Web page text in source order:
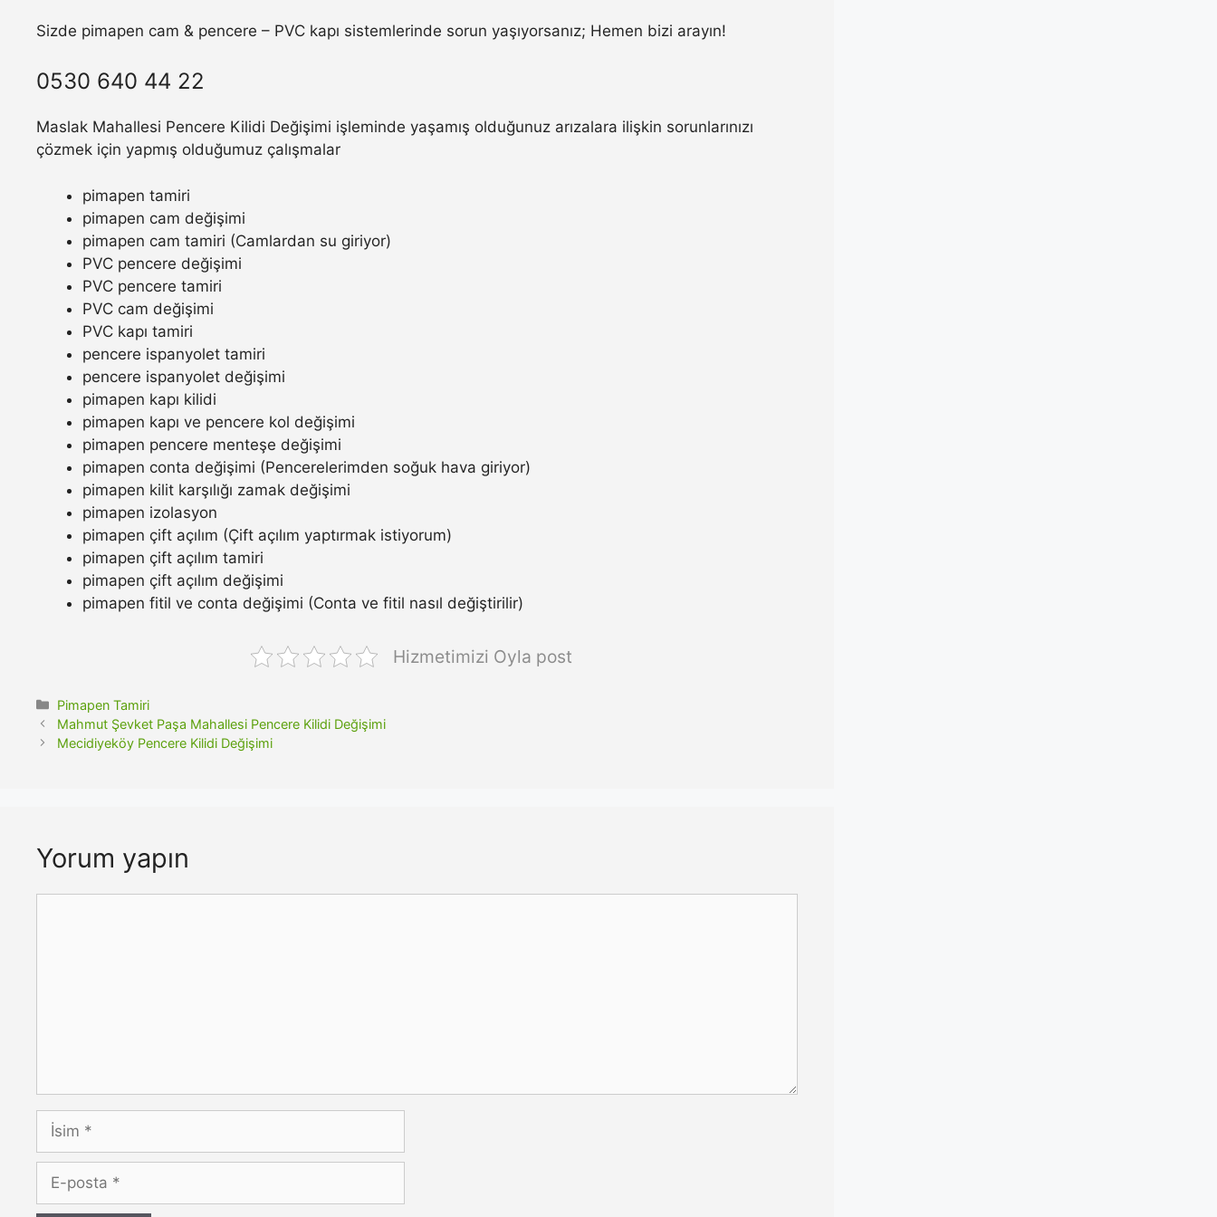
Sizde pimapen cam & pencere – PVC kapı sistemlerinde sorun yaşıyorsanız; Hemen bizi arayın!
0530 640 44 22
Maslak Mahallesi Pencere Kilidi Değişimi işleminde yaşamış olduğunuz arızalara ilişkin sorunlarınızı
çözmek için yapmış olduğumuz çalışmalar
pimapen tamiri
pimapen cam değişimi
pimapen cam tamiri (Camlardan su giriyor)
PVC pencere değişimi
PVC pencere tamiri
PVC cam değişimi
PVC kapı tamiri
pencere ispanyolet tamiri
pencere ispanyolet değişimi
pimapen kapı kilidi
pimapen kapı ve pencere kol değişimi
pimapen pencere menteşe değişimi
pimapen conta değişimi (Pencerelerimden soğuk hava giriyor)
pimapen kilit karşılığı zamak değişimi
pimapen izolasyon
pimapen çift açılım (Çift açılım yaptırmak istiyorum)
pimapen çift açılım tamiri
pimapen çift açılım değişimi
pimapen fitil ve conta değişimi (Conta ve fitil nasıl değiştirilir)
Hizmetimizi Oyla post
Kategoriler
Pimapen Tamiri
Mahmut Şevket Paşa Mahallesi Pencere Kilidi Değişimi
Mecidiyeköy Pencere Kilidi Değişimi
Yorum yapın
İsim
posta